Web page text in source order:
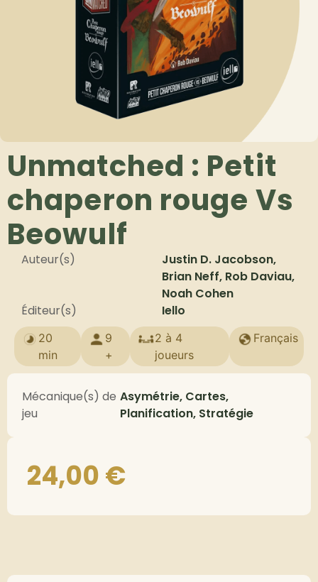
Unmatched : Petit
chaperon rouge Vs
Beowulf
Auteur(s)
Justin D. Jacobson,
Brian Neff, Rob Daviau,
Noah Cohen
Éditeur(s)
Iello
20
min
9
+
2 à 4
joueurs
Français
Mécanique(s) de
jeu
Asymétrie, Cartes,
Planification, Stratégie
24,00€